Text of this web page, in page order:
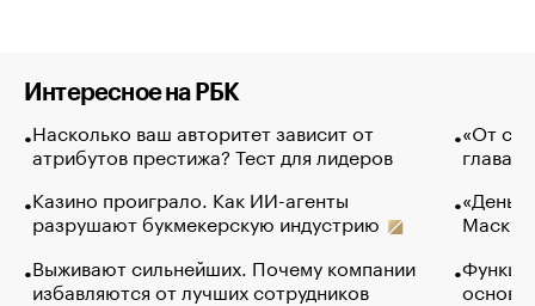
Интересное на РБК
Насколько ваш авторитет зависит от
атрибутов престижа? Тест для лидеров
Казино проиграло. Как ИИ-агенты
разрушают букмекерскую индустрию
Выживают сильнейших. Почему компании
избавляются от лучших сотрудников
«От
глава
Маск в
основ